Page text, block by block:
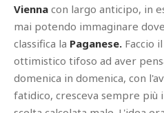
Vienna con largo anticipo, in
mai potendo immaginare
classifica la Paganese. Faccio
ottimistico tifoso ad aver
domenica in domenica, con
fatidico, cresceva sempre più